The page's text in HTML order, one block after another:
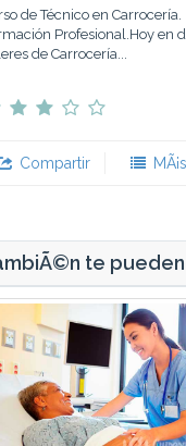
de Técnico en Carrocería.
Profesional.Hoy en
de Carrocería...
Compartir
te pueden